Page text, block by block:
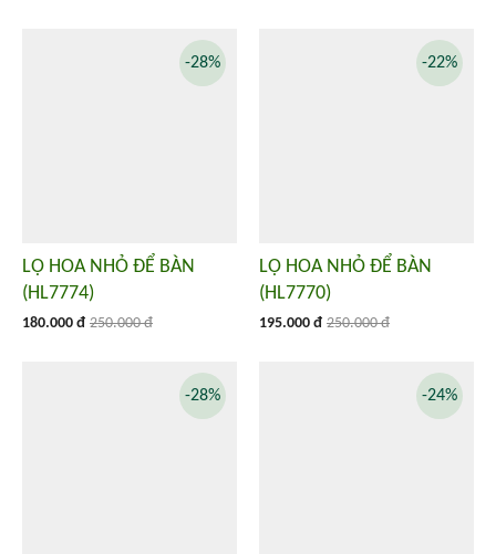
LỌ HOA NHỎ ĐỂ BÀN
(HL7774)
180.000 đ 250.000 đ
-28%
LỌ HOA NHỎ ĐỂ BÀN
(HL7770)
195.000 đ 250.000 đ
-22%
-28% -24%